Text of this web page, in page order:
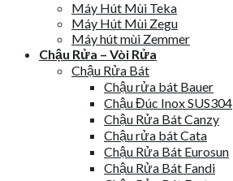
Máy Hút Mùi Teka
Máy Hút Mùi Zegu
Máy hút mùi Zemmer
Chậu Rửa – Vòi Rửa
Chậu Rửa Bát
Chậu rửa bát Bauer
Chậu Đúc Inox SUS304
Chậu Rửa Bát Canzy
Chậu rửa bát Cata
Chậu Rửa Bát Eurosun
Chậu Rửa Bát Fandi